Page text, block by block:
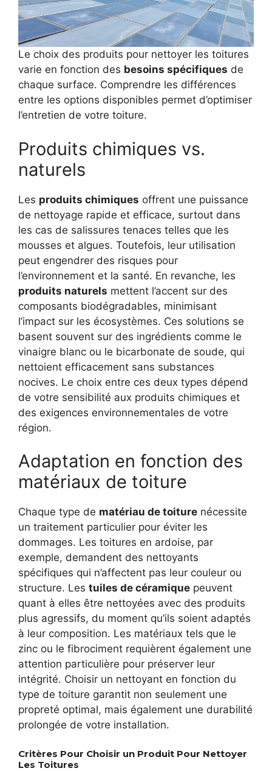
Le choix des produits pour nettoyer les toitures
varie en fonction des besoins spécifiques de
chaque surface. Comprendre les différences
entre les options disponibles permet d’optimiser
l’entretien de votre toiture.
Produits chimiques vs.
naturels
Les produits chimiques offrent une puissance
de nettoyage rapide et efficace, surtout dans
les cas de salissures tenaces telles que les
mousses et algues. Toutefois, leur utilisation
peut engendrer des risques pour
l’environnement et la santé. En revanche, les
produits naturels mettent l’accent sur des
composants biodégradables, minimisant
l’impact sur les écosystèmes. Ces solutions se
basent souvent sur des ingrédients comme le
vinaigre blanc ou le bicarbonate de soude, qui
nettoient efficacement sans substances
nocives. Le choix entre ces deux types dépend
de votre sensibilité aux produits chimiques et
des exigences environnementales de votre
région.
Adaptation en fonction des
matériaux de toiture
Chaque type de matériau de toiture nécessite
un traitement particulier pour éviter les
dommages. Les toitures en ardoise, par
exemple, demandent des nettoyants
spécifiques qui n’affectent pas leur couleur ou
structure. Les tuiles de céramique peuvent
quant à elles être nettoyées avec des produits
plus agressifs, du moment qu’ils soient adaptés
à leur composition. Les matériaux tels que le
zinc ou le fibrociment requièrent également une
attention particulière pour préserver leur
intégrité. Choisir un nettoyant en fonction du
type de toiture garantit non seulement une
propreté optimal, mais également une durabilité
prolongée de votre installation.
Critères Pour Choisir un Produit Pour Nettoyer
Les Toitures